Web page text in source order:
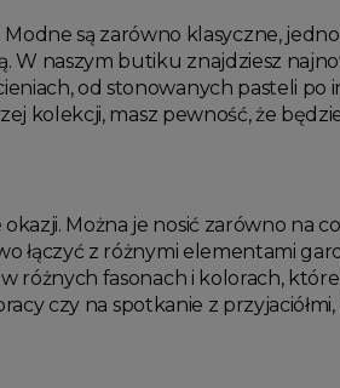
są zarówno klasyczne,
W naszym butiku znajdziesz
od stonowanych pasteli po
kolekcji, masz pewność, że
Można je nosić zarówno na
łączyć z różnymi elementami
różnych fasonach i kolorach,
czy na spotkanie z